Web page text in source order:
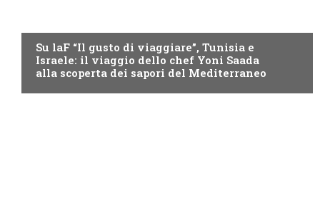
Su laF “Il gusto di viaggiare”, Tunisia e
Israele: il viaggio dello chef Yoni Saada
alla scoperta dei sapori del Mediterraneo